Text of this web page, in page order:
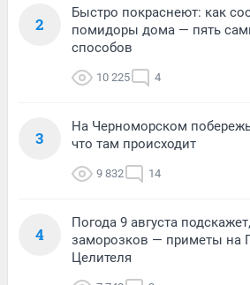
2
Быстро покраснеют: как
помидоры дома — пять
способов
10 225 4
3
На Черноморском
что там происходит
9 832 14
4
Погода 9 августа
заморозков — приметы на
Целителя